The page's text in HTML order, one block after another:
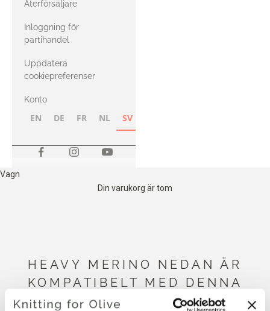
med Heavy
Merino
Återförsäljare
Inloggning för
partihandel
Uppdatera
cookiepreferenser
Konto
EN DE FR NL SV
Vagn
Din varukorg är tom
HEAVY MERINO NEDAN ÄR
KOMPATIBELT MED DENNA
KOMPATIBLA COMPATIBLE